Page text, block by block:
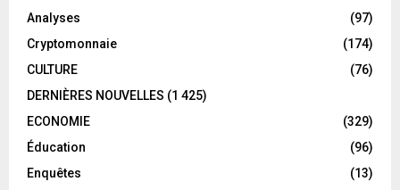
Analyses
(97)
Cryptomonnaie
(174)
CULTURE
(76)
DERNIÈRES NOUVELLES (1 425)
ECONOMIE
(329)
Éducation
(96)
Enquêtes
(13)